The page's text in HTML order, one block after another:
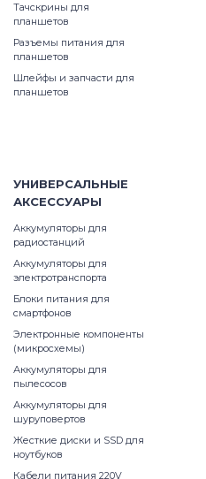
Тачскрины для
планшетов
Разъемы питания для
планшетов
Шлейфы и запчасти для
планшетов
УНИВЕРСАЛЬНЫЕ
АКСЕССУАРЫ
Аккумуляторы для
радиостанций
Аккумуляторы для
электротранспорта
Блоки питания для
смартфонов
Электронные компоненты
(микросхемы)
Аккумуляторы для
пылесосов
Аккумуляторы для
шуруповертов
Жесткие диски и SSD для
ноутбуков
Кабели питания 220V